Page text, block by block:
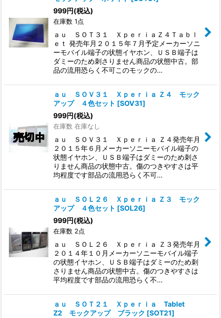
999円(税込)
在庫数 1点
ａｕ ＳＯＴ３１ ＸｐｅｒｉａＺ４Ｔａｂｌ
ｅｔ 発売年月２０１５年７月予定メーカーソニ
ーモバイル端子の状態イヤホン、ＵＳＢ端子は
ダミーのため刺さりません商品の状態中古。部
品の流用恐らく不可このモックの…
ａｕ ＳＯＶ３１ Ｘｐｅｒｉａ Ｚ４ モック
アップ ４色セット [SOV31]
999円(税込)
在庫数 在庫なし
ａｕ ＳＯＶ３１ Ｘｐｅｒｉａ Ｚ４発売年月
２０１５年６月メーカーソニーモバイル端子の
状態イヤホン、ＵＳＢ端子はダミーのため刺さ
りません商品の状態中古。傷のつきやすさは平
均程度です部品の流用恐らく不可…
ａｕ ＳＯＬ２６ Ｘｐｅｒｉａ Ｚ３ モック
アップ ４色セット [SOL26]
999円(税込)
在庫数 2点
ａｕ ＳＯＬ２６ Ｘｐｅｒｉａ Ｚ３発売年月
２０１４年１０月メーカーソニーモバイル端子
の状態イヤホン、ＵＳＢ端子はダミーのため刺
さりません商品の状態中古。傷のつきやすさは
平均程度です部品の流用恐らく不…
ａｕ ＳＯＴ２１ Ｘｐｅｒｉａ Tablet
Z2 モックアップ ブラック [SOT21]